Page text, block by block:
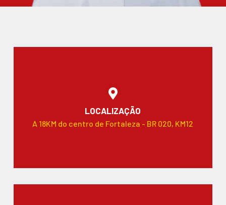
LOCALIZAÇÃO
A 18KM do centro de Fortaleza - BR 020, KM12